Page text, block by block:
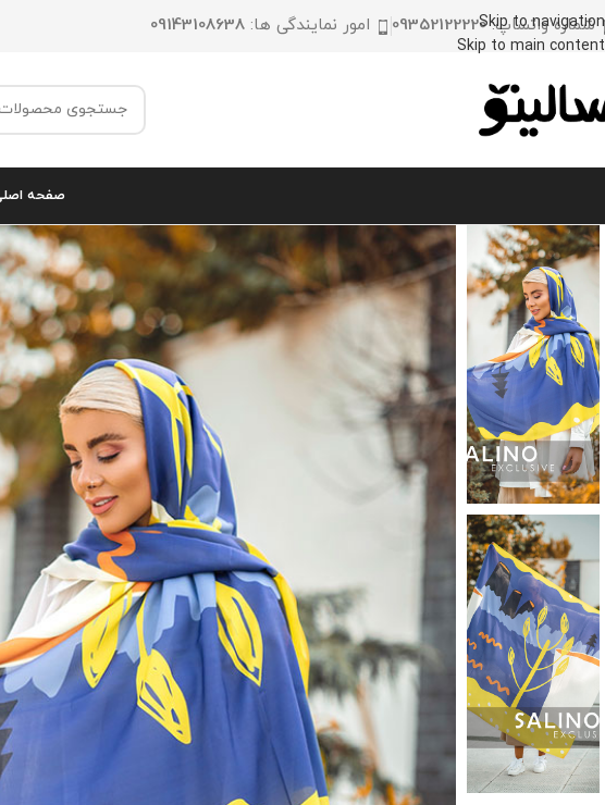
Skip to navigation
Skip to main content
شماره واتساپ:09352122220 امور نمایندگی ها: 09143108638
صفحه